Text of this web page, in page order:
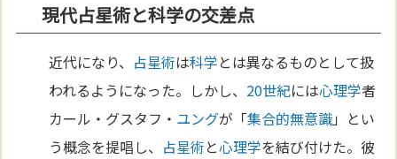
現代占星術と科学の交差点
近代になり、 占星術は科学とは異なるものとして扱
われるようになった。しかし、 20世紀には心理学者
カール・グスタフ・ ユングが「集合的無意識」とい
う概念を提唱し、 占星術と心理学を結び付けた。彼